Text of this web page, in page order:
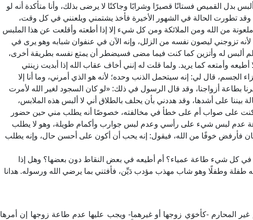
بدل القميص فستانًا قصيرًا وشرابًا وجاكتًا لا يرضى بذلك، وأنا متأكدة أنه لو
وقد تطورت الحالة في الشهور الأخيرة فأخذ يشتمني ويلعنني في كل وقت،
من الله ومن الملائكة ومن كل شيء إلا إذا أطعته وأقلعت عن هذا الملبس
تزوجني ليصون نفسه من الزلل، وإنه الآن في عنفوان شبابه وهو يرى في
لم ألبس له وأتزين كما كنت فيما مضى فسيضطر أن يمتع نفسه بطريقة أخرى،
أطيعه وأمتعه كما يريد. ولما قلت له إنني أخاف عقاب الله إذا أبديت زينتي
الجسم، قال لي: إنه سيتحمل الذنب وحده؛ لأنه هو الذي أمرني، وما أنا إلا
بطاعة أزواجنا، وقد قال الرسول في ذلك: «لو كان السجود لغير الله لأمرت
بيننا على أشدها، وقد هددني بأن يحلف بالطلاق أني لا ألبس هذه الملابس،
كنت على صواب أم على خطأ في مخالفته، خصوصًا أنه يطلب مني حين حضور
عدم لبس شيء على رأسي وعدم لبس جوارب وأكمام طويلة، وهو لا يطلب
فأرفض خوفًا من الله، فيقول: إنه يحب أن أكون على أحسن حال، وإنه يطلب
في كل شيء طاعة عمياء؟ أم أطيعه في بعض النقاط دون بعضها؟ وهل إذا
طفلة وطفلًا وهو شاب مهذب مؤدب دَيِّن، فأفتني بما يرضي الله ورسوله. هدانا
غير المحارم -كأخوَي زوجها أو غيرهما- ويجب عليها عدم طاعة زوجها إن أمرها